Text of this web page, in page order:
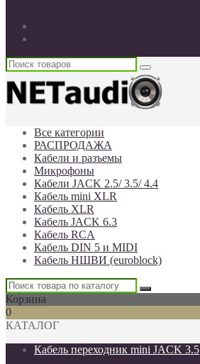
Все категории
РАСПРОДАЖА
Кабели и разъемы
Микрофоны
Кабели JACK 2.5/ 3.5/ 4.4
Кабель mini XLR
Кабель XLR
Кабель JACK 6.3
Кабель RCA
Кабель DIN 5 и MIDI
Кабель НШВИ (euroblock)
Корзина
0
КАТАЛОГ
Кабель переходник mini JACK 3.5